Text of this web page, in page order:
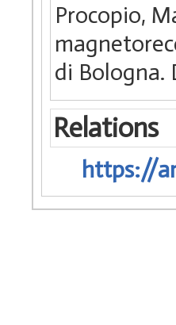
Procopio,
di
Relations
https://